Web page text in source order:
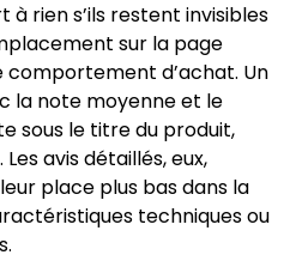
rien s’ils restent invisibles
sur la page
d’achat. Un
la note moyenne et le
sous le titre du produit,
avis détaillés, eux,
place plus bas dans la
techniques ou